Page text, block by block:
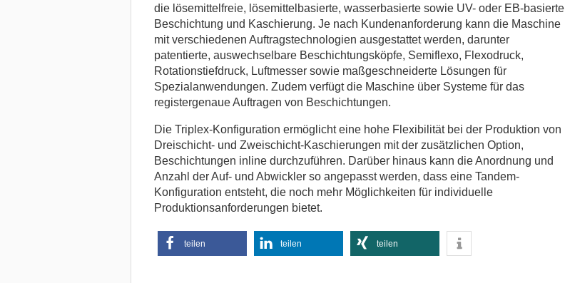
die lösemittelfreie, lösemittelbasierte, wasserbasierte sowie UV- oder EB-basierte
Beschichtung und Kaschierung. Je nach Kundenanforderung kann die Maschine
mit verschiedenen Auftragstechnologien ausgestattet werden, darunter
patentierte, auswechselbare Beschichtungsköpfe, Semiflexo, Flexodruck,
Rotationstiefdruck, Luftmesser sowie maßgeschneiderte Lösungen für
Spezialanwendungen. Zudem verfügt die Maschine über Systeme für das
registergenaue Auftragen von Beschichtungen.
Die Triplex-Konfiguration ermöglicht eine hohe Flexibilität bei der Produktion von
Dreischicht- und Zweischicht-Kaschierungen mit der zusätzlichen Option,
Beschichtungen inline durchzuführen. Darüber hinaus kann die Anordnung und
Anzahl der Auf- und Abwickler so angepasst werden, dass eine Tandem-
Konfiguration entsteht, die noch mehr Möglichkeiten für individuelle
Produktionsanforderungen bietet.
teilen teilen teilen